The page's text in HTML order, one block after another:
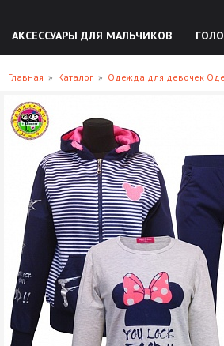
АКСЕССУАРЫ ДЛЯ МАЛЬЧИКОВ
Главная » Каталог » Одежда для девочек